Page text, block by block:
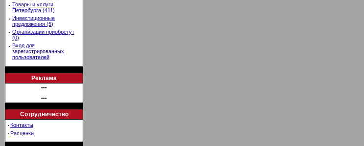
· Товары и услуги
Петербурга (411)
· Инвестиционные
предложения (5)
· Организации приобретут
(0)
· Вход для
зарегистрированных
пользователей
Реклама
•••
•••
Сотрудничество
· Контакты
· Расценки